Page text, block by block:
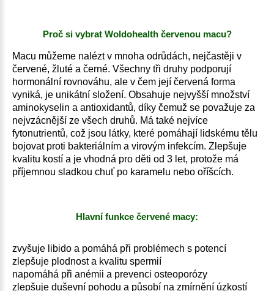
Proč si vybrat Woldohealth červenou macu?
Macu můžeme nalézt v mnoha odrůdách, nejčastěji v
červené, žluté a černé. Všechny tři druhy podporují
hormonální rovnováhu, ale v čem její červená forma
vyniká, je unikátní složení. Obsahuje nejvyšší množství
aminokyselin a antioxidantů, díky čemuž se považuje za
nejvzácnější ze všech druhů. Má také nejvíce
fytonutrientů, což jsou látky, které pomáhají lidskému tělu
bojovat proti bakteriálním a virovým infekcím. Zlepšuje
kvalitu kostí a je vhodná pro děti od 3 let, protože má
příjemnou sladkou chuť po karamelu nebo oříšcích.
Hlavní funkce červené macy:
zvyšuje libido a pomáhá při problémech s potencí
zlepšuje plodnost a kvalitu spermií
napomáhá při anémii a prevenci osteoporózy
zlepšuje duševní pohodu a působí na zmírnění úzkostí